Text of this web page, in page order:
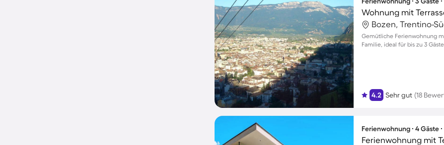
Wohnung mit
Bozen, Trentino-
Gemütliche Ferienwohnung
Familie, ideal für bis zu 3
4.2 Sehr gut (18
Ferienwohnung ∙ 4 Gäste